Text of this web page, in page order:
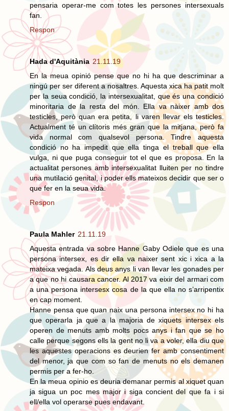
pensaria operar-me com totes les persones intersexuals
fan.
Respon
Hada d'Aquitània 21.11.19
En la meua opinió pense que no hi ha que descriminar a
ningú per ser diferent a nosaltres. Aquesta xica ha patit molt
per la seua condició, la intersexualitat, que és una condició
minoritaria de la resta del món. Ella va nàixer amb dos
testicles, però quan era petita, li varen llevar els testicles.
Actualment té un clítoris més gran que la mitjana, però fa
vida normal com qualsevol persona. Tindre aquesta
condició no ha impedit que ella tinga el treball que ella
vulga, ni que puga conseguir tot el que es proposa. En la
actualitat persones amb intersexualitat lluiten per no tindre
una mutilació genital, i poder ells mateixos decidir que ser o
que fer en la seua vida.
Respon
Paula Mahler 21.11.19
Aquesta entrada va sobre Hanne Gaby Odiele que es una
persona intersex, es dir ella va naixer sent xic i xica a la
mateixa vegada. Als deus anys li van llevar les gonades per
a que no hi causara cancer. Al 2017 va eixir del armari com
a una persona intersesx cosa de la que ella no s’arripentix
en cap moment.
Hanne pensa que quan naix una persona intersex no hi ha
que operarla ja que a la majoria de xiquets intersex els
operen de menuts amb molts pocs anys i fan que se ho
calle perque segons ells la gent no li va a voler, ella diu que
les aquestes operacions es deurien fer amb consentiment
del menor, ja que com so fan de menuts no els demanen
permis per a fer-ho.
En la meua opinio es deuria demanar permis al xiquet quan
ja sigua un poc mes major i siga concient del que fa i si
ell/ella vol operarse pues endavant.